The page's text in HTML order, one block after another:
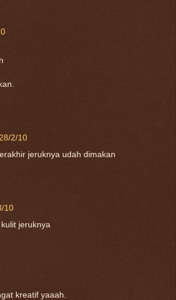
28/2/10
jeruknya udah dimakan
10
jeruknya
kreatif yaaah.